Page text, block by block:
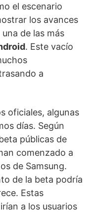
el escenario
los avances
de las más
. Este vacío
a
oficiales, algunas
días. Según
públicas de
comenzado a
de Samsung.
de la beta podría
Estas
a los usuarios